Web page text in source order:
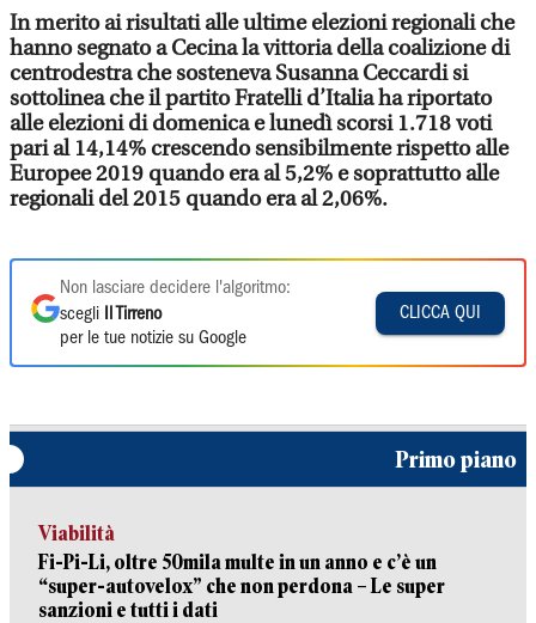
In merito ai risultati alle ultime elezioni regionali che
hanno segnato a Cecina la vittoria della coalizione di
centrodestra che sosteneva Susanna Ceccardi si
sottolinea che il partito Fratelli d’Italia ha riportato
alle elezioni di domenica e lunedì scorsi 1.718 voti
pari al 14,14% crescendo sensibilmente rispetto alle
Europee 2019 quando era al 5,2% e soprattutto alle
regionali del 2015 quando era al 2,06%.
Non lasciare decidere l'algoritmo:
scegli
Il Tirreno
per le tue notizie su Google
CLICCA QUI
Primo piano
Viabilità
Fi-Pi-Li, oltre 50mila multe in un anno e c’è un
“super-autovelox” che non perdona – Le super
sanzioni e tutti i dati